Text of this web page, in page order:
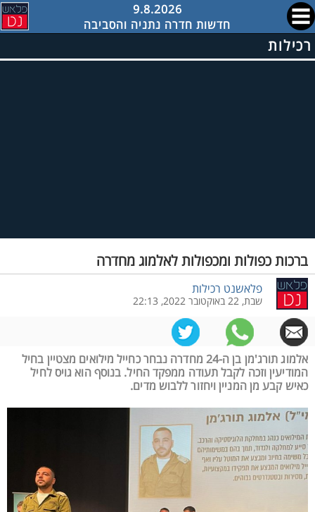
9.8.2026
חדשות חדרה נתניה והסביבה
רכילות
ברכות כפולות ומכפולות לאלמוג מחדרה
פלאשנט רכילות
שבת, 22 באוקטובר 2022, 22:13
אלמוג תורג'מן בן ה-24 מחדרה נבחר כחייל מילואים מצטיין בחיל
המודיעין וזכה לקבל תעודה ממפקד החיל. בנוסף הוא גויס לחיל
כאיש קבע מן המניין ויחזור ללבוש מדים.